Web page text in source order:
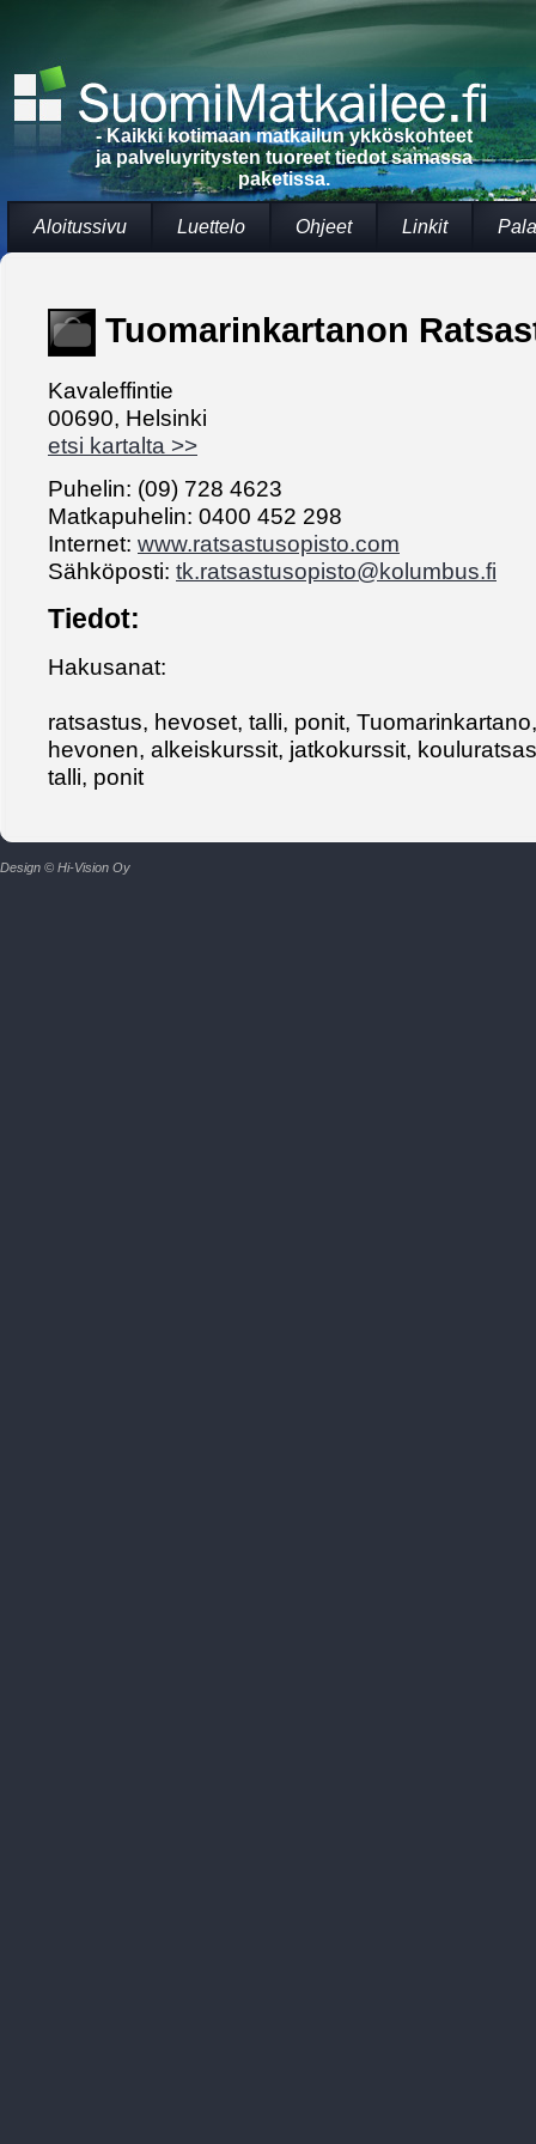
- Kaikki kotimaan matkailun ykköskohteet
ja palveluyritysten tuoreet tiedot samassa
paketissa.
Aloitussivu Luettelo Ohjeet Linkit
Tuomarinkartanon
Kavaleffintie
00690, Helsinki
etsi kartalta >>
Puhelin: (09) 728 4623
Matkapuhelin: 0400 452 298
Internet: www.ratsastusopisto.com
Sähköposti: tk.ratsastusopisto@kolumbus.fi
Tiedot:
Hakusanat:
ratsastus, hevoset, talli, ponit,
hevonen, alkeiskurssit, jatkokurssit,
talli, ponit
Design © Hi-Vision Oy